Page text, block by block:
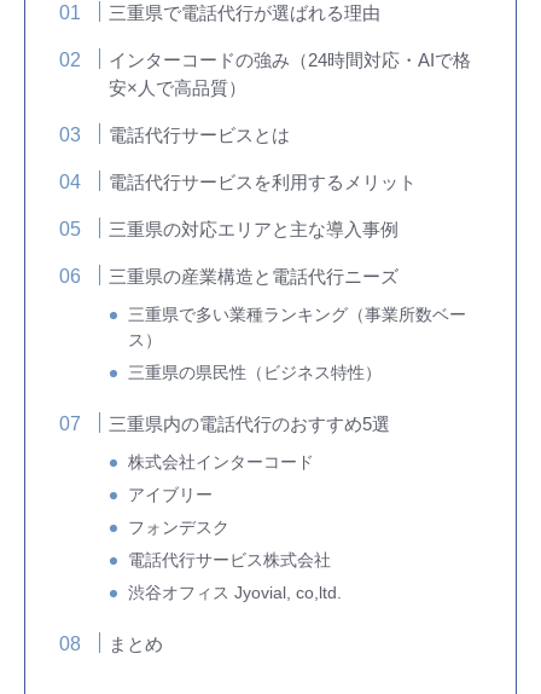
三重県で電話代行が選ばれる理由
インターコードの強み（24時間対応・AIで格
安×人で高品質）
電話代行サービスとは
電話代行サービスを利用するメリット
三重県の対応エリアと主な導入事例
三重県の産業構造と電話代行ニーズ
三重県で多い業種ランキング（事業所数ベー
ス）
三重県の県民性（ビジネス特性）
三重県内の電話代行のおすすめ5選
株式会社インターコード
アイブリー
フォンデスク
電話代行サービス株式会社
渋谷オフィス Jyovial, co,ltd.
まとめ